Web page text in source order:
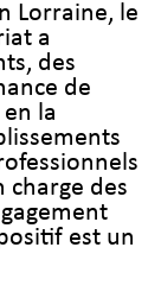
Lorraine, le
a
des
de
la
charge des
est un